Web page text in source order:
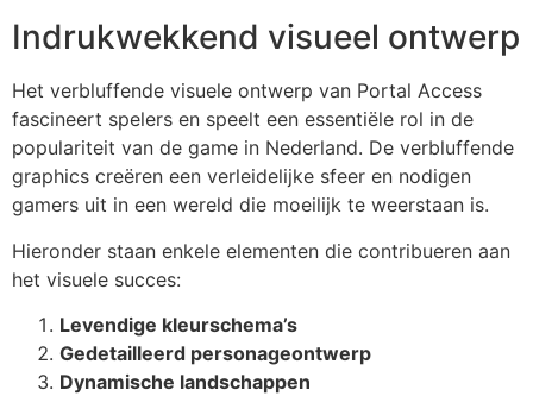
Indrukwekkend visueel ontwerp
Het verbluffende visuele ontwerp van Portal Access
fascineert spelers en speelt een essentiële rol in de
populariteit van de game in Nederland. De verbluffende
graphics creëren een verleidelijke sfeer en nodigen
gamers uit in een wereld die moeilijk te weerstaan is.
Hieronder staan enkele elementen die contribueren aan
het visuele succes:
Levendige kleurschema’s
Gedetailleerd personageontwerp
Dynamische landschappen